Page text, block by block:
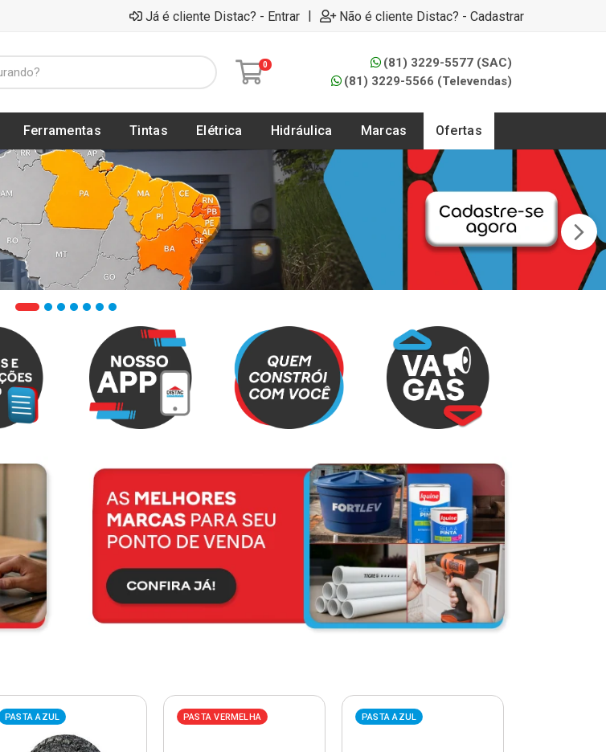
Já é cliente Distac? - Entrar | Não é cliente Distac? - Cadastrar
0
(81) 3229-5577 (SAC)
(81) 3229-5566 (Televendas)
Ferramentas Tintas Elétrica Hidráulica Marcas Ofertas
PASTA AZUL PASTA VERMELHA PASTA AZUL